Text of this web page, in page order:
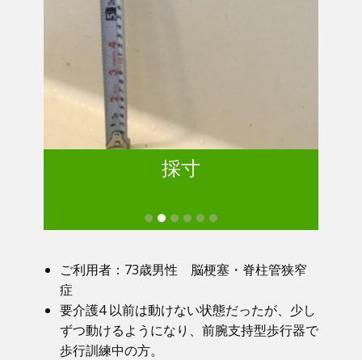
採寸
ご利用者：73歳男性 脳梗塞・脊柱管狭窄
症
要介護4 以前は動けない状態だったが、少し
ずつ動けるようになり、前腕支持型歩行器で
歩行訓練中の方。